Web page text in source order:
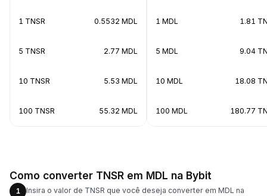
1 TNSR 0.5532 MDL
5 TNSR 2.77 MDL
10 TNSR 5.53 MDL
100 TNSR 55.32 MDL
1 MDL 1.81
5 MDL 9.04
10 MDL 18.08
100 MDL 180.77
Como converter TNSR em MDL na Bybit
1
Insira o valor de TNSR que você deseja converter em MDL na